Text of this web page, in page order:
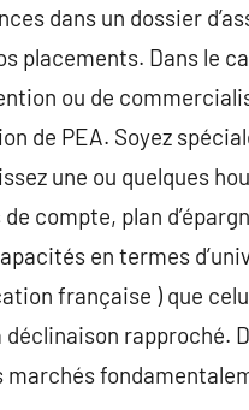
dans un dossier
placements. Dans le
ou de
de PEA. Soyez
une ou quelques
compte, plan
en termes
française ) que celui
rapproché.
marchés